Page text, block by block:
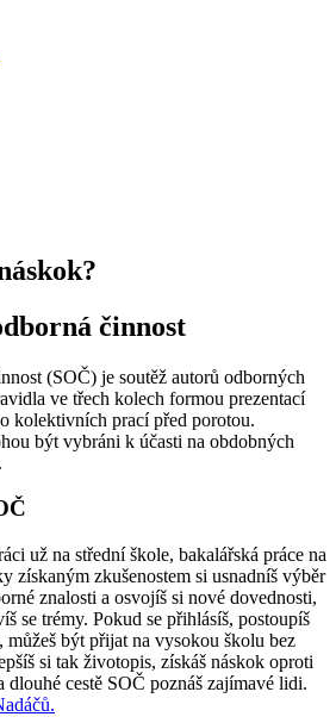
činnost
(SOČ) je soutěž autorů odborných
ve třech kolech formou prezentací
kolektivních prací před porotou.
být vybráni k účasti na obdobných
už na střední škole, bakalářská práce na
získaným zkušenostem si usnadníš výběr
znalosti a osvojíš si nové dovednosti,
se trémy. Pokud se přihlásíš, postoupíš
můžeš být přijat na vysokou školu bez
si tak životopis, získáš náskok oproti
cestě SOČ poznáš zajímavé lidi.